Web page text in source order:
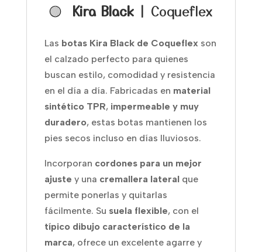
🟡 Kira Black | Coqueflex
Las botas Kira Black de Coqueflex son
el calzado perfecto para quienes
buscan estilo, comodidad y resistencia
en el día a día. Fabricadas en material
sintético TPR, impermeable y muy
duradero, estas botas mantienen los
pies secos incluso en días lluviosos.
Incorporan cordones para un mejor
ajuste y una cremallera lateralque
permite ponerlas y quitarlas
fácilmente. Su suela flexible, con el
típico dibujo característico de la
marca, ofrece un excelente agarre y